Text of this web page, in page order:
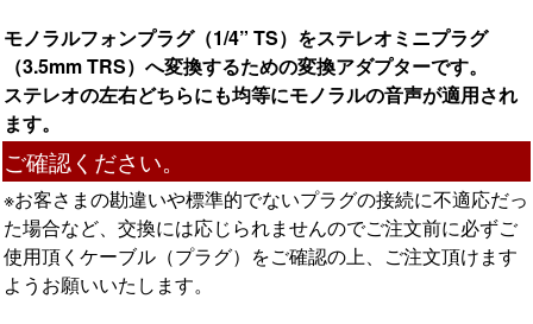
モノラルフォンプラグ（1/4” TS）をステレオミニプラグ
（3.5mm TRS）へ変換するための変換アダプターです。
ステレオの左右どちらにも均等にモノラルの音声が適用され
ます。
ご確認ください。
※お客さまの勘違いや標準的でないプラグの接続に不適応だっ
た場合など、交換には応じられませんのでご注文前に必ずご
使用頂くケーブル（プラグ）をご確認の上、ご注文頂けます
ようお願いいたします。